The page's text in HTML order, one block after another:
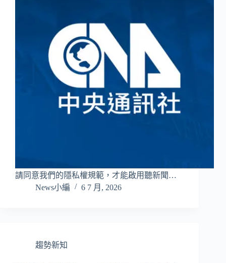
請同意我們的隱私權規範，才能啟用聽新聞…
News小編
6 7 月, 2026
趨勢新知